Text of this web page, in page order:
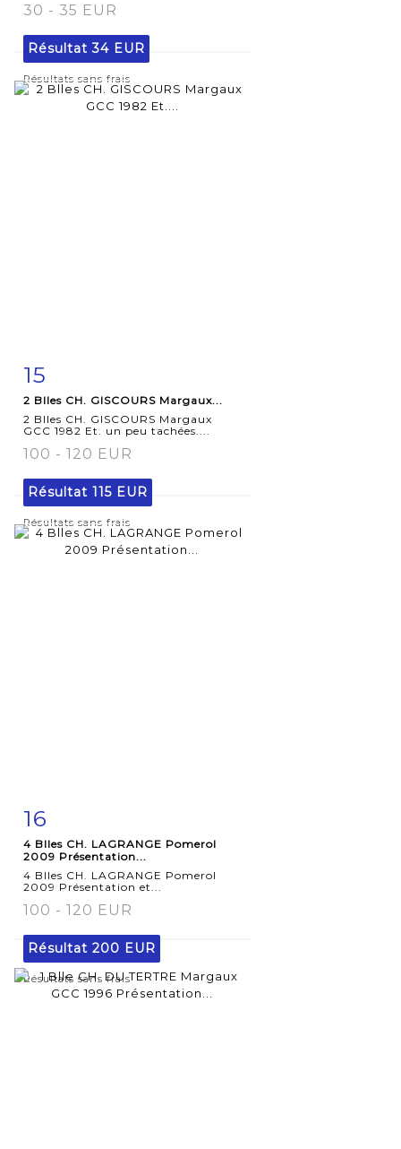
30 - 35 EUR
Résultat34 EUR
Résultats sans frais
15
2 Blles CH. GISCOURS Margaux...
2 Blles CH. GISCOURS Margaux
GCC 1982 Et. un peu tachées....
100 - 120 EUR
Résultat 115 EUR
Résultats sans frais
détaillée
16
4 Blles CH. LAGRANGE Pomerol
2009 Présentation...
4 Blles CH. LAGRANGE Pomerol
2009 Présentation et...
100 - 120 EUR
Résultat 200 EUR
Résultats sans frais